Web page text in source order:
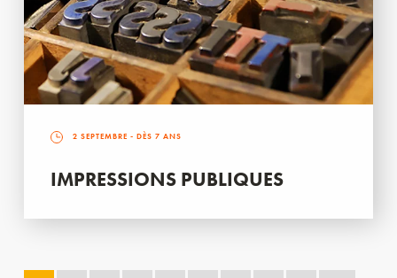
2 SEPTEMBRE - DÈS 7 ANS
IMPRESSIONS PUBLIQUES